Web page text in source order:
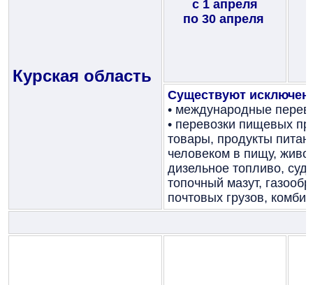
Курская область
с 1 апреля
по 30 апреля
Существуют
• международные
• перевозки пищевых
товары, продукты
человеком в пищу,
дизельное топливо,
топочный мазут,
почтовых грузов,